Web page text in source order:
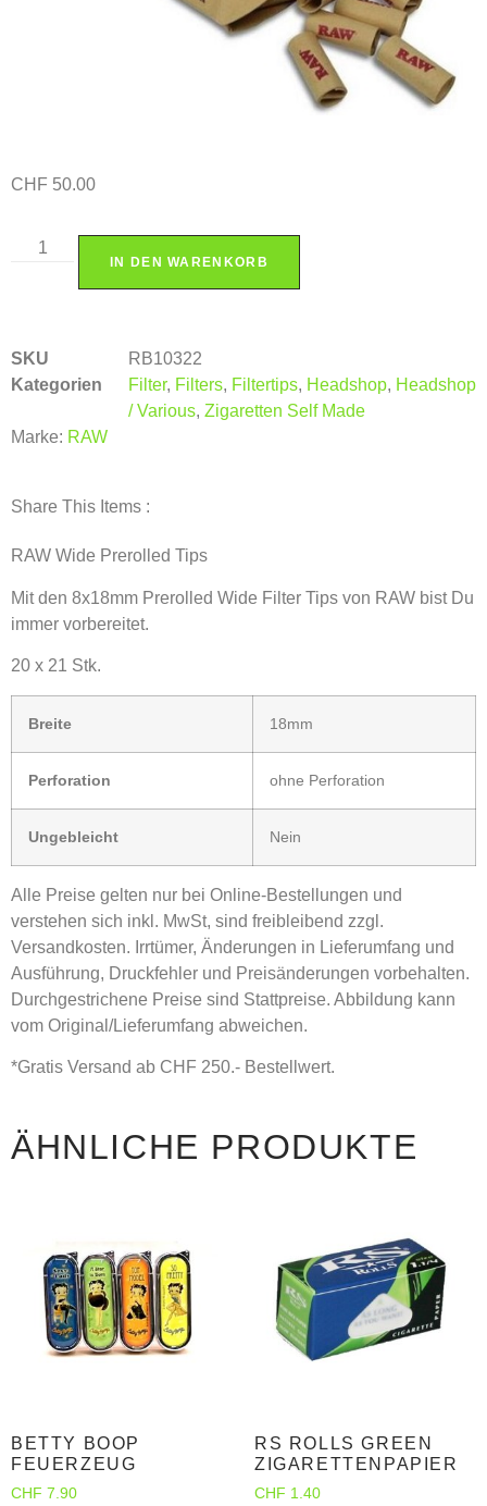
CHF 50.00
IN DEN WARENKORB
SKU
RB10322
Kategorien
Filter, Filters, Filtertips, Headshop, Headshop
/ Various, Zigaretten Self Made
Marke: RAW
Share This Items :
RAW Wide Prerolled Tips
Mit den 8x18mm Prerolled Wide Filter Tips von RAW bist Du
immer vorbereitet.
20 x 21 Stk.
Breite 18mm
Perforation ohne Perforation
Ungebleicht Nein
Alle Preise gelten nur bei Online-Bestellungen und
verstehen sich inkl. MwSt, sind freibleibend zzgl.
Versandkosten. Irrtümer, Änderungen in Lieferumfang und
Ausführung, Druckfehler und Preisänderungen vorbehalten.
Durchgestrichene Preise sind Stattpreise. Abbildung kann
vom Original/Lieferumfang abweichen.
*Gratis Versand ab CHF 250.- Bestellwert.
ÄHNLICHE PRODUKTE
BETTY BOOP
FEUERZEUG
CHF 7.90
RS ROLLS GREEN
ZIGARETTENPAPIER
CHF 1.40